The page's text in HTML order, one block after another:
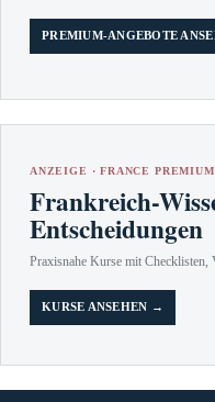
PREMIUM-ANGEBOTE
ANZEIGE · FRANCE
Frankreich-
Entscheidungen
Praxisnahe Kurse mit Checklisten,
KURSE ANSEHEN →